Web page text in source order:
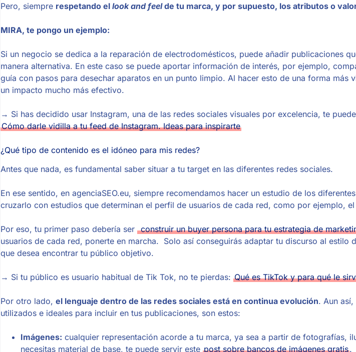
Pero, siempre respetando el look and feelde tu marca, y por supuesto, los atributos o
MIRA, te pongo un ejemplo:
Si un negocio se dedica a la reparación de electrodomésticos, puede añadir publicaciones
manera alternativa. En este caso se puede aportar información de interés, por ejemplo,
guía con pasos para desechar aparatos en un punto limpio. Al hacer esto de una forma más
un impacto mucho más efectivo.
→ Si has decidido usar Instagram, una de las redes sociales visuales por excelencia, te
Cómo darle vidilla a tu feed de Instagram. Ideas para inspirarte
¿Qué tipo de contenido es el idóneo para mis redes?
Antes que nada, es fundamental saber situar a tu target en las diferentes redes sociales.
En ese sentido, en agenciaSEO.eu, siempre recomendamos hacer un estudio de los
cruzarlo con estudios que determinan el perfil de usuarios de cada red, como por ejemplo, el
Por eso, tu primer paso debería ser construir un buyer persona para tu estrategia de
usuarios de cada red, ponerte en marcha. Solo así conseguirás adaptar tu discurso al estilo
que desea encontrar tu público objetivo.
→ Si tu público es usuario habitual de Tik Tok, no te pierdas: Qué es TikTok y para qué le
Por otro lado, el lenguaje dentro de las redes sociales está en continua evolución. Aun
utilizados e ideales para incluir en tus publicaciones, son estos:
Imágenes: cualquier representación acorde a tu marca, ya sea a partir de fotografías,
necesitas material de base, te puede servir este post sobre bancos de imágenes gratis.